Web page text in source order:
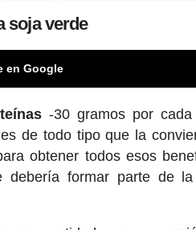
soja verde
en Google
-30 gramos por cada
de todo tipo que la
obtener todos esos
debería formar parte de